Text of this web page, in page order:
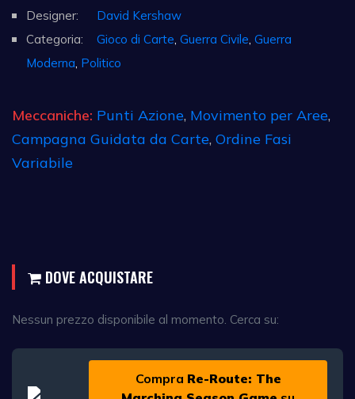
Designer:
David Kershaw
Categoria:
Gioco di Carte Guerra Civile Guerra
Moderna Politico
Meccaniche: Punti Azione, Movimento per Aree,
Campagna Guidata da Carte, Ordine Fasi
Variabile
DOVE ACQUISTARE
Nessun prezzo disponibile al momento. Cerca su:
Compra Re-Route: The